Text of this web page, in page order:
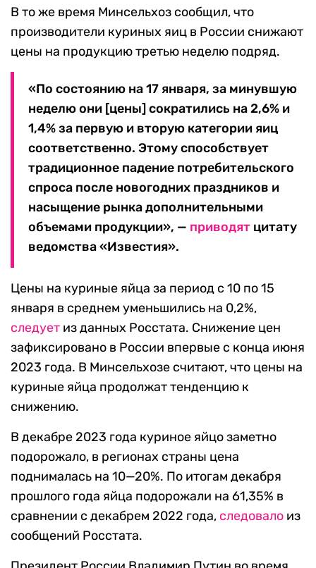
В то же время Минсельхоз сообщил, что
производители куриных яиц в России снижают
цены на продукцию третью неделю подряд.
«По состоянию на 17 января, за минувшую
неделю они [цены] сократились на 2,6% и
1,4% за первую и вторую категории яиц
соответственно. Этому способствует
традиционное падение потребительского
спроса после новогодних праздников и
насыщение рынка дополнительными
объемами продукции», — приводят цитату
ведомства «Известия».
Цены на куриные яйца за период с 10 по 15
января в среднем уменьшились на 0,2%,
следует из данных Росстата. Снижение цен
зафиксировано в России впервые с конца июня
2023 года. В Минсельхозе считают, что цены на
куриные яйца продолжат тенденцию к
снижению.
В декабре 2023 года куриное яйцо заметно
подорожало, в регионах страны цена
поднималась на 10—20%. По итогам декабря
прошлого года яйца подорожали на 61,35% в
сравнении с декабрем 2022 года, следовало из
сообщений Росстата.